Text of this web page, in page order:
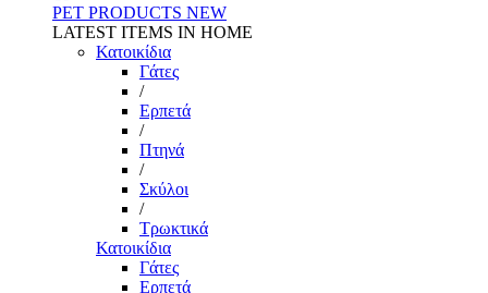
PET PRODUCTS NEW
LATEST ITEMS IN HOME
Κατοικίδια
Γάτες
/
Ερπετά
/
Πτηνά
/
Σκύλοι
/
Τρωκτικά
Κατοικίδια
Γάτες
Ερπετά